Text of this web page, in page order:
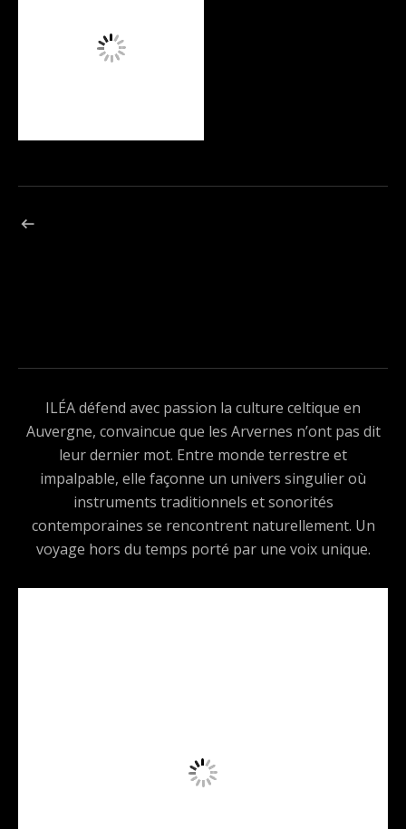
Navigation de l’article
ILÉA défend avec passion la culture celtique en
Auvergne, convaincue que les Arvernes n’ont pas dit
leur dernier mot. Entre monde terrestre et
impalpable, elle façonne un univers singulier où
instruments traditionnels et sonorités
contemporaines se rencontrent naturellement. Un
voyage hors du temps porté par une voix unique.